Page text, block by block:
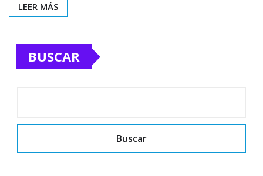
LEER MÁS
BUSCAR
Buscar